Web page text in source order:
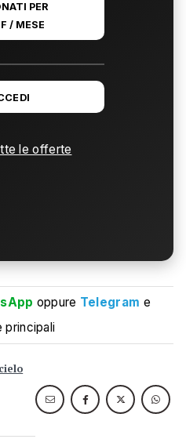
PER
/ MESE
le offerte
oppure Telegram e
principali